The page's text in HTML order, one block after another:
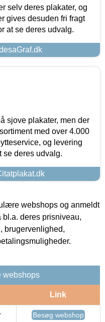
selv deres plakater, og
gives desuden fri fragt
at se deres udvalg.
sjove plakater, men der
med over 4.000
og levering
se deres udvalg.
webshops og anmeldt
bl.a. deres prisniveau,
brugervenlighed,
webshops
Link
Besøg webshop